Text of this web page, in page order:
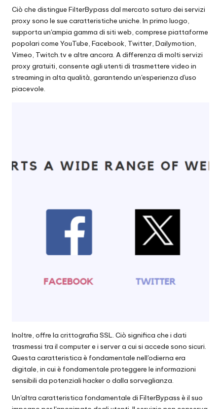
Ciò che distingue FilterBypass dal mercato saturo dei servizi
proxy sono le sue caratteristiche uniche. In primo luogo,
supporta un'ampia gamma di siti web, comprese piattaforme
popolari come YouTube, Facebook, Twitter, Dailymotion,
Vimeo, Twitch.tv e altre ancora. A differenza di molti servizi
proxy gratuiti, consente agli utenti di trasmettere video in
streaming in alta qualità, garantendo un'esperienza d'uso
piacevole.
Inoltre, offre la crittografia SSL. Ciò significa che i dati
trasmessi tra il computer e i server a cui si accede sono sicuri.
Questa caratteristica è fondamentale nell'odierna era
digitale, in cui è fondamentale proteggere le informazioni
sensibili da potenziali hacker o dalla sorveglianza.
Un'altra caratteristica fondamentale di FilterBypass è il suo